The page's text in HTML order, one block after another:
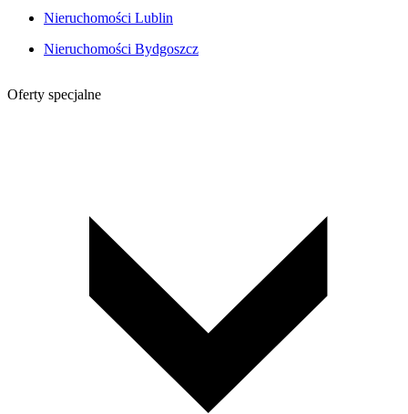
Nieruchomości Lublin
Nieruchomości Bydgoszcz
Oferty specjalne